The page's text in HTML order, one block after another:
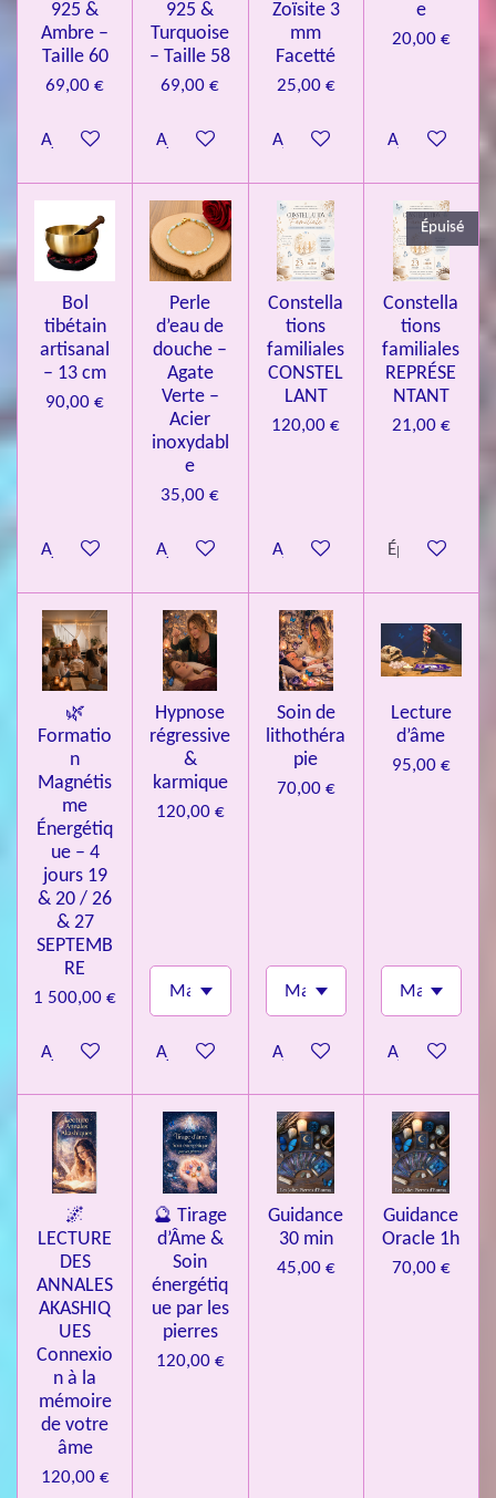
6
l
925 &
Ambre –
Taille 60
69,00 €
Ajouter au panier
925 &
Turquoise
– Taille 58
69,00 €
Ajouter au panier
Zoïsite 3
mm
Facetté
25,00 €
Ajouter au panier
e
20,00 €
Ajouter au
Bol
tibétain
artisanal
– 13 cm
90,00 €
Ajouter au panier
Perle
d’eau de
douche –
Agate
Verte –
Acier
inoxydabl
e
35,00 €
Ajouter au panier
Constella
tions
familiales
CONSTEL
LANT
120,00 €
Ajouter au panier
Épuisé
Constella
tions
familiales
REPRÉSE
NTANT
21,00 €
Épuisé
🌿
Formatio
n
Magnétis
me
Énergétiq
ue – 4
jours 19
& 20 / 26
& 27
SEPTEMB
RE
1 500,00 €
Ajouter au panier
Hypnose
régressive
&
karmique
120,00 €
Ajouter au panier
Soin de
lithothéra
pie
70,00 €
Ajouter au panier
Lecture
d’âme
95,00 €
Ajouter au
🌌
LECTURE
DES
ANNALES
AKASHIQ
UES
Connexio
n à la
mémoire
de votre
âme
120,00 €
🔮 Tirage
d’Âme &
Soin
énergétiq
ue par les
pierres
120,00 €
Guidance
30 min
45,00 €
Guidance
Oracle 1h
70,00 €